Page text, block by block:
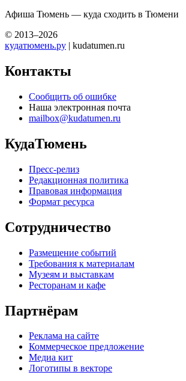
Афиша Тюмень — куда сходить в Тюмени
© 2013–2026
кудатюмень.ру | kudatumen.ru
Контакты
Сообщить об ошибке
Наша электронная почта
mailbox@kudatumen.ru
КудаТюмень
Пресс-релиз
Редакционная политика
Правовая информация
Формат ресурса
Сотрудничество
Размещение событий
Требования к материалам
Музеям и выставкам
Ресторанам и кафе
Партнёрам
Реклама на сайте
Коммерческое предложение
Медиа кит
Логотипы в векторе